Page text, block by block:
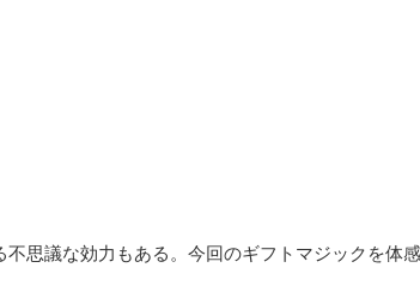
思議な効力もある。今回のギフトマジックを体